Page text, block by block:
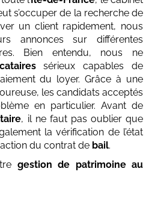
s’occuper de la recherche de
un client rapidement, nous
annonces sur différentes
Bien entendu, nous ne
sérieux capables de
du loyer. Grâce à une
les candidats acceptés
en particulier. Avant de
, il ne faut pas oublier que
la vérification de l’état
du contrat de bail.
gestion de patrimoine au